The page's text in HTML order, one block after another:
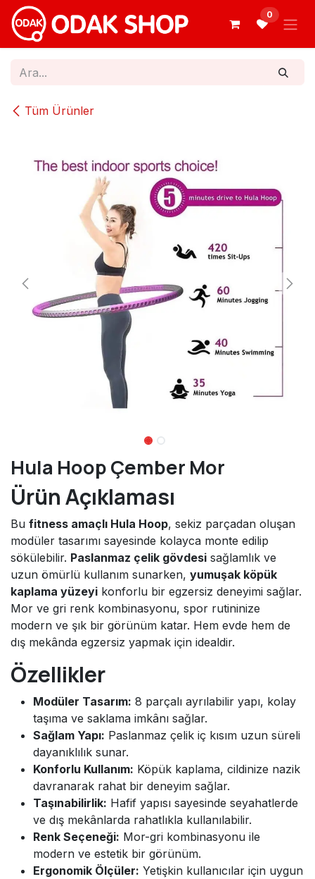
İçereği Atla
0
Tüm Ürünler
Hula Hoop Çember Mor
Ürün Açıklaması
Bu fitness amaçlı Hula Hoop, sekiz parçadan oluşan
modüler tasarımı sayesinde kolayca monte edilip
sökülebilir. Paslanmaz çelik gövdesi sağlamlık ve
uzun ömürlü kullanım sunarken, yumuşak köpük
kaplama yüzeyi konforlu bir egzersiz deneyimi sağlar.
Mor ve gri renk kombinasyonu, spor rutininize
modern ve şık bir görünüm katar. Hem evde hem de
dış mekânda egzersiz yapmak için idealdir.
Özellikler
Modüler Tasarım: 8 parçalı ayrılabilir yapı, kolay
taşıma ve saklama imkânı sağlar.
Sağlam Yapı: Paslanmaz çelik iç kısım uzun süreli
dayanıklılık sunar.
Konforlu Kullanım: Köpük kaplama, cildinize nazik
davranarak rahat bir deneyim sağlar.
Taşınabilirlik: Hafif yapısı sayesinde seyahatlerde
ve dış mekânlarda rahatlıkla kullanılabilir.
Renk Seçeneği: Mor-gri kombinasyonu ile
modern ve estetik bir görünüm.
Ergonomik Ölçüler: Yetişkin kullanıcılar için uygun